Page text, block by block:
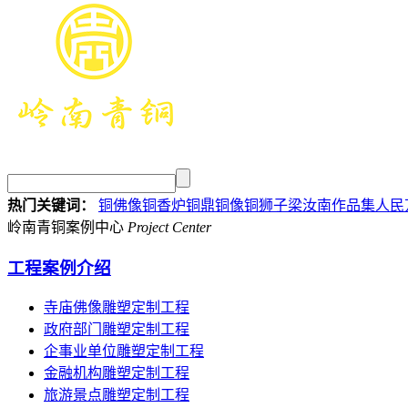
热门关键词： 铜佛像铜香炉铜鼎铜像铜狮子梁汝南作品集人
岭南青铜案例中心 Project Center
工程案例介绍
寺庙佛像雕塑定制工程
政府部门雕塑定制工程
企事业单位雕塑定制工程
金融机构雕塑定制工程
旅游景点雕塑定制工程